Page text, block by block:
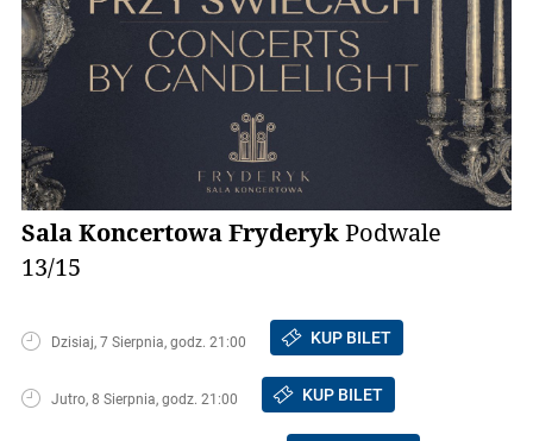
Sala Koncertowa FryderykPodwale
13/15
Dzisiaj, 7 Sierpnia, godz. 21:00 KUP BILET
Jutro, 8 Sierpnia, godz. 21:00 KUP BILET